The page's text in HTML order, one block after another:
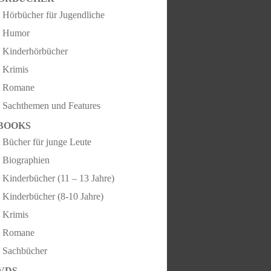
Hörbücher für Jugendliche
Humor
Kinderhörbücher
Krimis
Romane
Sachthemen und Features
Bücher für junge Leute
Biographien
Kinderbücher (11 – 13 Jahre)
Kinderbücher (8-10 Jahre)
Krimis
Romane
Sachbücher